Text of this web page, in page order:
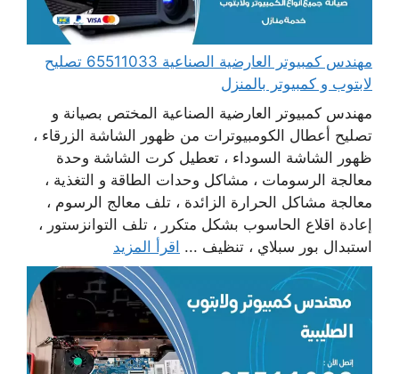
مهندس كمبيوتر العارضية الصناعية 65511033 تصليح
لابتوب و كمبيوتر بالمنزل
مهندس كمبيوتر العارضية الصناعية المختص بصيانة و
تصليح أعطال الكومبيوترات من ظهور الشاشة الزرقاء ،
ظهور الشاشة السوداء ، تعطيل كرت الشاشة وحدة
معالجة الرسومات ، مشاكل وحدات الطاقة و التغذية ،
معالجة مشاكل الحرارة الزائدة ، تلف معالج الرسوم ،
إعادة اقلاع الحاسوب بشكل متكرر ، تلف التوانزستور ،
استبدال بور سبلاي ، تنظيف ... اقرأ المزيد